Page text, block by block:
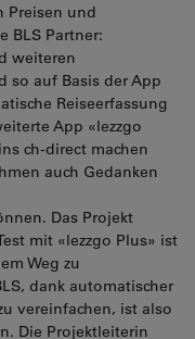
Preisen und
BLS Partner:
weiteren
so auf Basis der App
Reiseerfassung
App «lezzgo
ch-direct machen
auch Gedanken
Das Projekt
mit «lezzgo Plus» ist
Weg zu
dank automatischer
vereinfachen, ist also
Die Projektleiterin